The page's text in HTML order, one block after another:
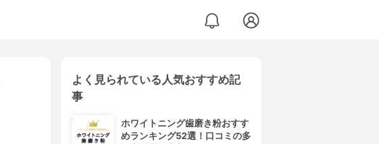
よく見られている人気おすすめ記
事
ホワイトニング歯磨き粉おすす
めランキング52選！口コミの多